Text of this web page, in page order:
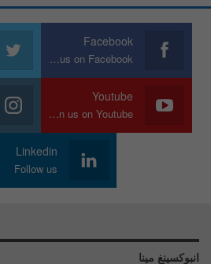
Facebook
Join us on Facebook
Youtube
Join us on Youtube
Linkedin
Follow us
انبوكسينغ مينا